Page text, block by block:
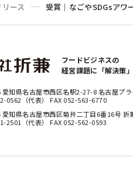
ース 受賞｜なごやSDGsアワ
フードビジネスの
経営課題に「解決策
愛知県名古屋市西区名駅2-27-8 名古屋プ
0562（代表） FAX 052-563-6770
愛知県名古屋市西区菊井二丁目6番16号 折
2501（代表） FAX 052-562-0593